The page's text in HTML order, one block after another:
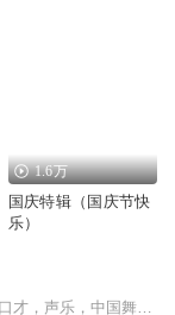
1.6万
国庆特辑（国庆节快
乐）